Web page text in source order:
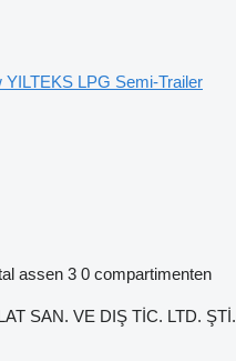
YILTEKS LPG Semi-Trailer
assen 3 0 compartimenten
SAN. VE DIŞ TİC. LTD. ŞTİ.